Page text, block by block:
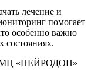
лечение и
помогает
особенно важно
состояниях.
МЦ «НЕЙРОДОН»